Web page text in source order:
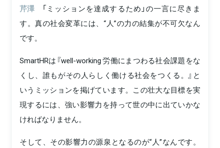
芹澤
「ミッションを達成するため」の一言に尽きま
す。真の社会変革には、“人”の力の結集が不可欠なん
です。
SmartHRは『well-working 労働にまつわる社会課題をな
くし、誰もがその人らしく働ける社会をつくる。』と
いうミッションを掲げています。この壮大な目標を実
現するには、強い影響力を持って世の中に出ていかな
ければなりません。
そして、その影響力の源泉となるのが“人”なんです。